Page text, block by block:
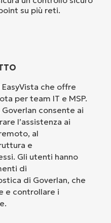
su più reti.
che offre
per team IT e MSP.
consente ai
l’assistenza ai
al
e
Gli utenti hanno
di
di Goverlan, che
e controllare i